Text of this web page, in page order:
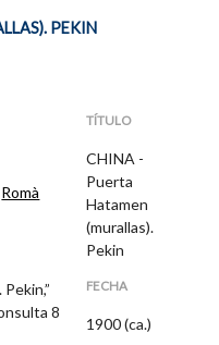
PEKIN
Romà
8
TÍTULO
CHINA -
Puerta
Hatamen
(murallas).
Pekin
FECHA
1900 (ca.)